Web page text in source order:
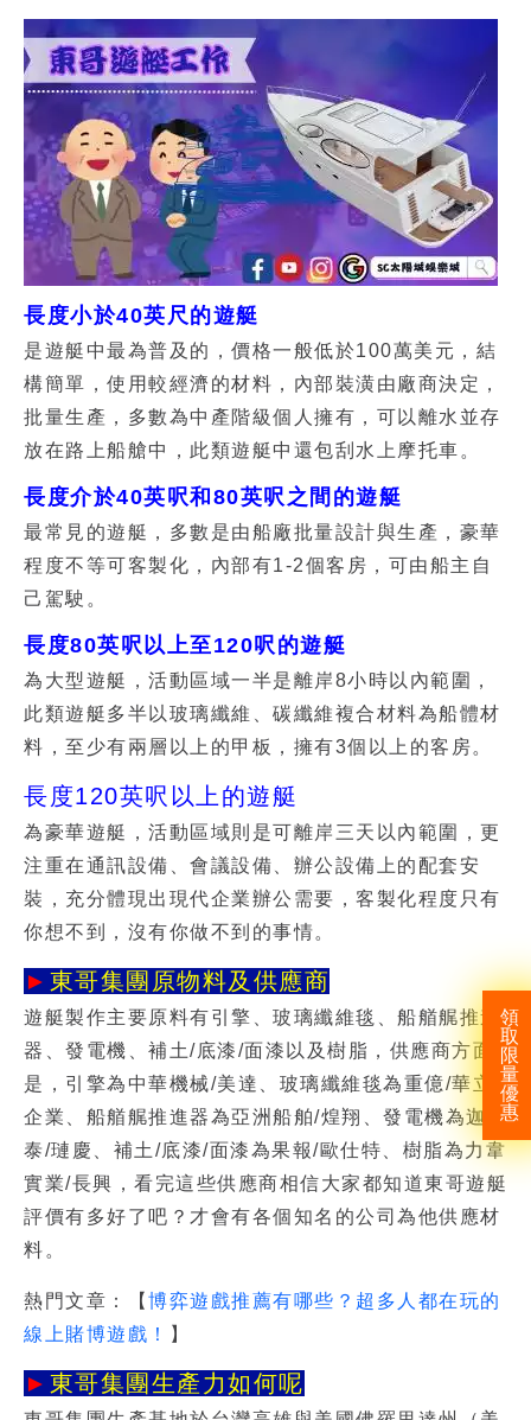
領
取
限
量
優
惠
長度小於40英尺的遊艇
是遊艇中最為普及的，價格一般低於100萬美元，結
構簡單，使用較經濟的材料，內部裝潢由廠商決定，
批量生產，多數為中產階級個人擁有，可以離水並存
放在路上船艙中，此類遊艇中還包刮水上摩托車。
長度介於40英呎和80英呎之間的遊艇
最常見的遊艇，多數是由船廠批量設計與生產，豪華
程度不等可客製化，內部有1-2個客房，可由船主自
己駕駛。
長度80英呎以上至120呎的遊艇
為大型遊艇，活動區域一半是離岸8小時以內範圍，
此類遊艇多半以玻璃纖維、碳纖維複合材料為船體材
料，至少有兩層以上的甲板，擁有3個以上的客房。
長度120英呎以上的遊艇
為豪華遊艇，活動區域則是可離岸三天以內範圍，更
注重在通訊設備、會議設備、辦公設備上的配套安
裝，充分體現出現代企業辦公需要，客製化程度只有
你想不到，沒有你做不到的事情。
► 東哥集團原物料及供應商
遊艇製作主要原料有引擎、玻璃纖維毯、船艏艉推進
器、發電機、補土/底漆/面漆以及樹脂，供應商方面
是，引擎為中華機械/美達、玻璃纖維毯為重億/華立
企業、船艏艉推進器為亞洲船舶/煌翔、發電機為迦
泰/璉慶、補土/底漆/面漆為果報/歐仕特、樹脂為力韋
實業/長興，看完這些供應商相信大家都知道東哥遊艇
評價有多好了吧？才會有各個知名的公司為他供應材
料。
熱門文章：【 博弈遊戲推薦有哪些？超多人都在玩的
線上賭博遊戲！
】
► 東哥集團生產力如何呢